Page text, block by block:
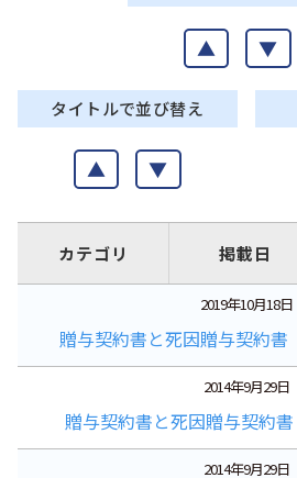
▲ ▼
タイトルで並び替え
▲ ▼
カテゴリ 掲載日
2019年10月18日
贈与契約書と死因贈与契約
2014年9月29日
贈与契約書と死因贈与契約
2014年9月29日